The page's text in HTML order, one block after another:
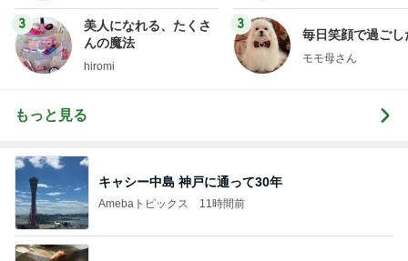
3
美人になれる、たくさ
んの魔法
hiromi
3
毎日笑顔で過ごし
モモ母さん
もっと見る
キャシー中島 神戸に通って30年
Amebaトピックス 11時間前